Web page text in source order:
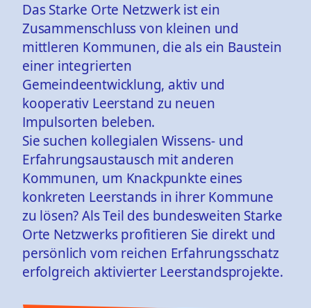
Das Starke Orte Netzwerk ist ein
Zusammenschluss von kleinen und
mittleren Kommunen, die als ein Baustein
einer integrierten
Gemeindeentwicklung, aktiv und
kooperativ Leerstand zu neuen
Impulsorten beleben.
Sie suchen kollegialen Wissens- und
Erfahrungsaustausch mit anderen
Kommunen, um Knackpunkte eines
konkreten Leerstands in ihrer Kommune
zu lösen? Als Teil des bundesweiten Starke
Orte Netzwerks profitieren Sie direkt und
persönlich vom reichen Erfahrungsschatz
erfolgreich aktivierter Leerstandsprojekte.